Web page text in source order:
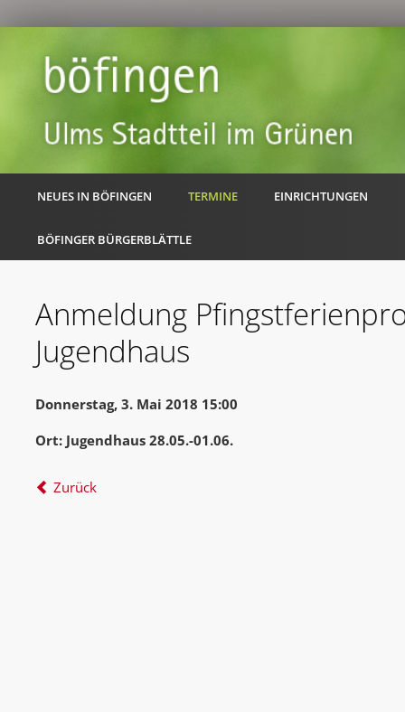
NEUES IN BÖFINGEN TERMINE EINRICHTUNGEN
BÖFINGER BÜRGERBLÄTTLE
Anmeldung
Jugendhaus
Donnerstag, 3. Mai 2018 15:00
Ort: Jugendhaus 28.05.-01.06.
Zurück